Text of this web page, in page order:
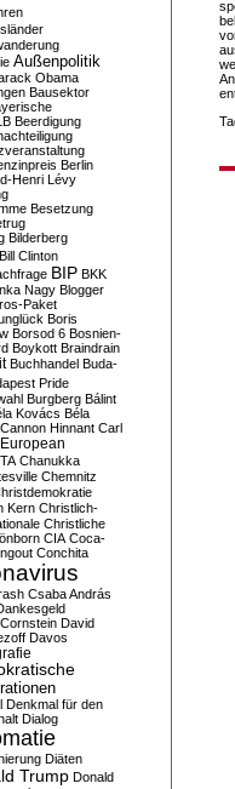
Außenpolitik
Obama
Bausektor
Beerdigung
Berlin
Henri Lévy
Besetzung
Bilderberg
Bill Clinton
BIP BKK
Nagy Blogger
Paket
Boris
Borsod 6 Bosnien-
Boykott Braindrain
Buchhandel Buda-
Pride
Burgberg Bálint
Kovács Béla
Cannon Hinnant Carl
Chanukka
Chemnitz
Kern Christlich-
Christliche
CIA Coca-
Conchita
Csaba András
David
Davos
Denkmal für den
Dialog
Diäten
Trump Donald